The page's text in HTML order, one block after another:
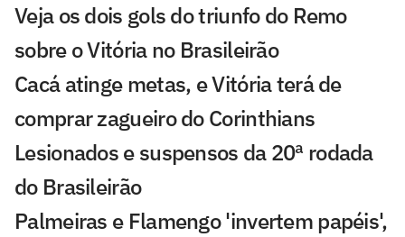
Veja os dois gols do triunfo do Remo
sobre o Vitória no Brasileirão
Cacá atinge metas, e Vitória terá de
comprar zagueiro do Corinthians
Lesionados e suspensos da 20ª rodada
do Brasileirão
Palmeiras e Flamengo 'invertem papéis',